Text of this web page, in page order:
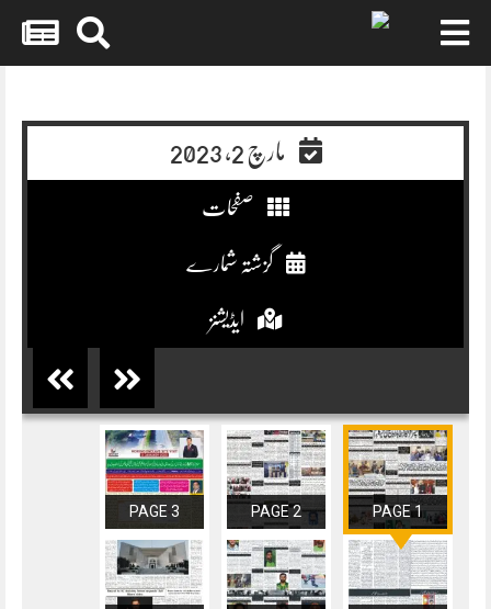
مارچ 2, 2023
صفحات
گزشتہ شمارے
ایڈیشنز
PAGE 1
PAGE 2
PAGE 3